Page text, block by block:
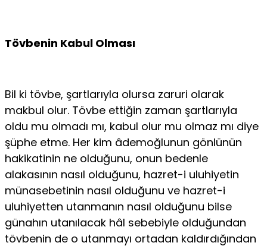
Tövbenin Kabul Olması
Bil ki tövbe, şartlarıyla olursa zaruri olarak
makbul olur. Tövbe ettiğin zaman şartlarıyla
oldu mu olmadı mı, kabul olur mu olmaz mı diye
şüphe etme. Her kim âdemoğlunun gönlünün
hakikatinin ne olduğunu, onun bedenle
alakasının nasıl olduğunu, hazret-i uluhiyetin
münasebetinin nasıl oldu­ğunu ve hazret-i
uluhiyetten utanmanın nasıl olduğunu bilse
günahın utanılacak hâl sebebiyle olduğundan
tövbenin de o utanmayı ortadan kaldırdığından